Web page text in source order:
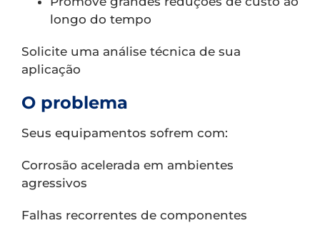
longo do tempo
Solicite uma análise técnica de sua
aplicação
O problema
Seus equipamentos sofrem com:
Corrosão acelerada em ambientes
agressivos
Falhas recorrentes de componentes